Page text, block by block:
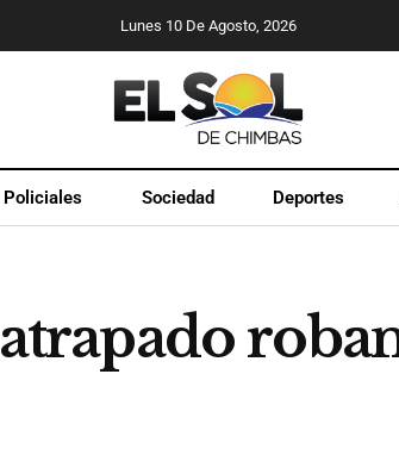
Lunes 10 De Agosto, 2026
Policiales Sociedad Deportes